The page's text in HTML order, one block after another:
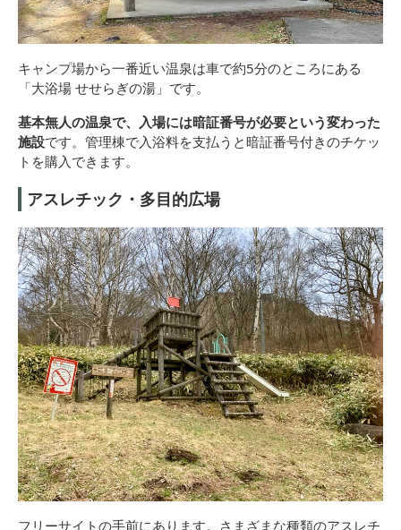
キャンプ場から一番近い温泉は車で約5分のところにある
「大浴場 せせらぎの湯」です。
基本無人の温泉で、入場には暗証番号が必要という変わった
施設です。管理棟で入浴料を支払うと暗証番号付きのチケッ
トを購入できます。
アスレチック・多目的広場
フリーサイトの手前にあります。さまざまな種類のアスレチ